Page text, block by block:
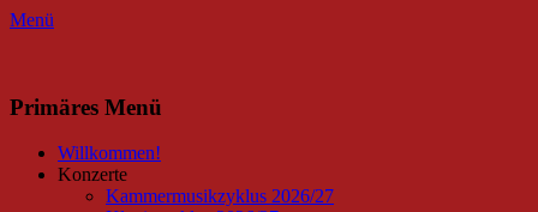
Menü
Primäres Menü
Zum
Inhalt
Willkommen!
Konzerte
Kammermusikzyklus 2026/27